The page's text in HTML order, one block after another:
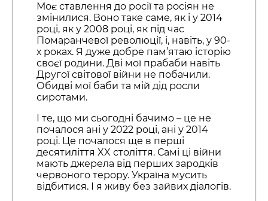
Моє ставлення до росії та росіян не
змінилися. Воно таке саме, як і у 2014
році, як у 2008 році, як під час
Помаранчевої революції, і, навіть, у 90-
х роках. Я дуже добре пам’ятаю історію
своєї родини. Дві мої прабаби навіть
Другої світової війни не побачили.
Обидві мої баби та мій дід росли
сиротами.
І те, що ми сьогодні бачимо – це не
почалося ані у 2022 році, ані у 2014
році. Це почалося ще в перші
десятиліття XX століття. Самі ці війни
мають джерела від перших зародків
червоного терору. Україна мусить
відбитися. І я живу без зайвих діалогів.